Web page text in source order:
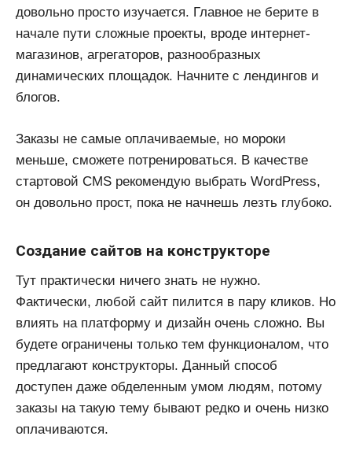
довольно просто изучается. Главное не берите в
начале пути сложные проекты, вроде интернет-
магазинов, агрегаторов, разнообразных
динамических площадок. Начните с лендингов и
блогов.
Заказы не самые оплачиваемые, но мороки
меньше, сможете потренироваться. В качестве
стартовой CMS рекомендую выбрать WordPress,
он довольно прост, пока не начнешь лезть глубоко.
Создание сайтов на конструкторе
Тут практически ничего знать не нужно.
Фактически, любой сайт пилится в пару кликов. Но
влиять на платформу и дизайн очень сложно. Вы
будете ограничены только тем функционалом, что
предлагают конструкторы. Данный способ
доступен даже обделенным умом людям, потому
заказы на такую тему бывают редко и очень низко
оплачиваются.